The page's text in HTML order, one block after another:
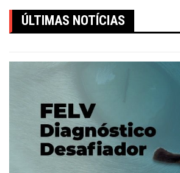
ÚLTIMAS NOTÍCIAS